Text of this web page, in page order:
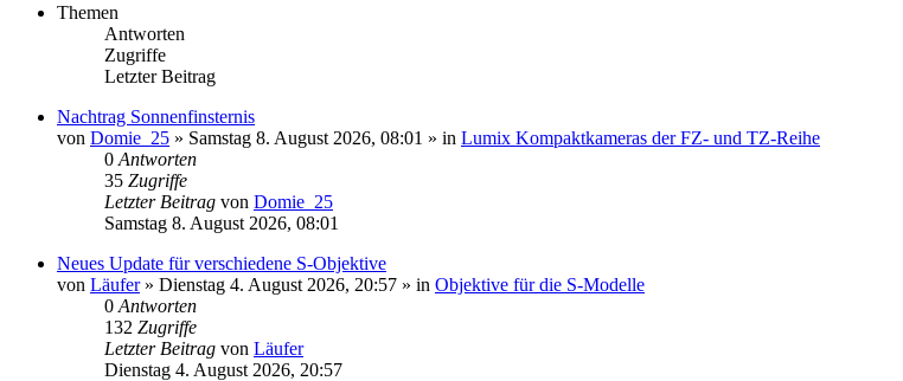
Themen
Antworten
Zugriffe
Letzter Beitrag
Nachtrag Sonnenfinsternis
von Domie_25 » Samstag 8. August 2026, 08:01 » in Lumix Kompaktkameras der FZ- und TZ-Reihe
0 Antworten
35 Zugriffe
Letzter Beitrag von Domie_25
Samstag 8. August 2026, 08:01
Neues Update für verschiedene S-Objektive
von Läufer» Dienstag 4. August 2026, 20:57 » in Objektive für die S-Modelle
0 Antworten
132 Zugriffe
Letzter Beitrag von Läufer
Dienstag 4. August 2026, 20:57